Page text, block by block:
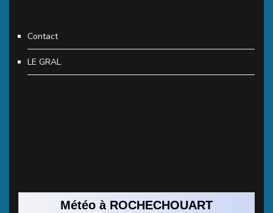
Contact
LE GRAL
Météo à ROCHECHOUART